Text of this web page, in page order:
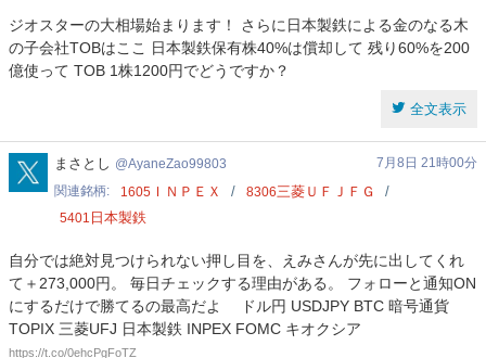
ジオスターの大相場始まります！ さらに日本製鉄による金のなる木
の子会社TOBはここ 日本製鉄保有株40%は償却して 残り60%を200
億使って TOB 1株1200円でどうですか？
全文表示
AyaneZao99803
まさとし AyaneZao99803
7月8日 21時00分
関連銘柄
1605 ＩＮＰＥＸ 8306三菱ＵＦＪＦＧ
5401 日本製鉄
自分では絶対見つけられない押し目を、えみさんが先に出してくれ
て＋273,000円。 毎日チェックする理由がある。 フォローと通知ON
にするだけで勝てるの最高だよ ドル円 USDJPY BTC 暗号通貨
TOPIX 三菱UFJ 日本製鉄 INPEX FOMC キオクシア
https://t.co/0ehcPgFoTZ